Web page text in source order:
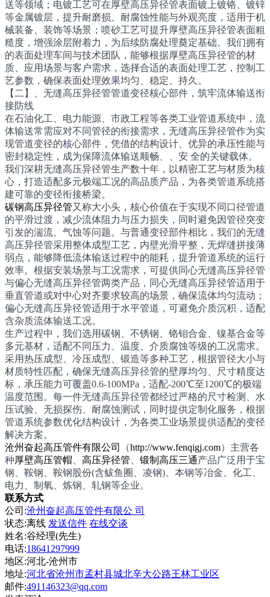
送等领域；电镀工艺可在厚壁高压异径管表面镀上镀铬、镀锌
等金属镀层，提升耐磨损、耐腐蚀性能与外观亮度，适用于机
械装备、装饰等场景；喷砂工艺可提升厚壁高压异径管表面粗
糙度，增强涂层附着力，为后续防腐处理奠定基础。我们拥有
的表面处理车间与技术团队，能够根据厚壁高压异径管的材
质、应用场景与客户需求，选择合适的表面处理工艺，控制工
艺参数，确保表面处理效果均匀、稳定、持久。
【二】、无缝高压异径管管道变径核心部件，筑牢流体输送衔
接防线
在石油化工、电力能源、市政工程等各类工业管道系统中，流
体输送常需应对不同管径的衔接需求，无缝高压异径管作为实
现管道变径的核心部件，凭借的结构设计、优异的承压性能与
密封稳定性，成为保障流体输送顺畅、、安 全的关键载体。
我们深耕无缝高压异径管生产数十年，以精密工艺与材质为核
心，打造适配多元极端工况的高品质产品，为各类管道系统搭
建可靠的变径衔接桥梁。
碳钢高压异径管又称大小头，核心价值在于实现不同口径管道
的平滑过渡，减少流体阻力与压力损失，同时避免因管径突变
引发的湍流、气蚀等问题。与普通变径部件相比，我们的无缝
高压异径管采用整体成型工艺，内壁光滑平整，无焊缝拼接薄
弱点，能够降低流体输送过程中的能耗，提升管道系统的运行
效率。根据安装场景与工况需求，可提供同心无缝高压异径管
与偏心无缝高压异径管两类产品，同心无缝高压异径管适用于
垂直管道或对中心对齐要求较高的场景，确保流体均匀流动；
偏心无缝高压异径管适用于水平管道，可避免介质沉积，适配
含杂质流体输送工况。
生产过程中，我们选用碳钢、不锈钢、铬钼合金、镍基合金等
多元基材，适配不同压力、温度、介质腐蚀等级的工况需求。
采用热压成型、冷压成型、锻造等多种工艺，根据管径大小与
材质特性匹配，确保无缝高压异径管的壁厚均匀、尺寸精度达
标，承压能力可覆盖0.6-100MPa，适配-200℃至1200℃的极端
温度范围。每一件无缝高压异径管都经过严格的尺寸检测、水
压试验、无损探伤、耐腐蚀测试，同时提供定制化服务，根据
管道系统参数优化结构设计，为各类工业场景提供适配的变径
解决方案。
沧州奋起高压管件有限公司
（http://www.fenqigj.com）主营各
种厚壁高压管帽 高压异径管 锻制高压三通产品广泛用于宝
钢、鞍钢、鞍钢股份(含鲅鱼圈、凌钢)、本钢等冶金、化工、
电力、制氧、炼钢、轧钢等企业。
联系方式
公司:沧州奋起高压管件有限公 司
状态:离线 发送信件 在线交谈
姓名:谷经理(先生)
电话:18641297999
地区:河北-沧州市
地址:河北省沧州市孟村县城北辛大公路王林工业区
邮件:491146323@qq.com